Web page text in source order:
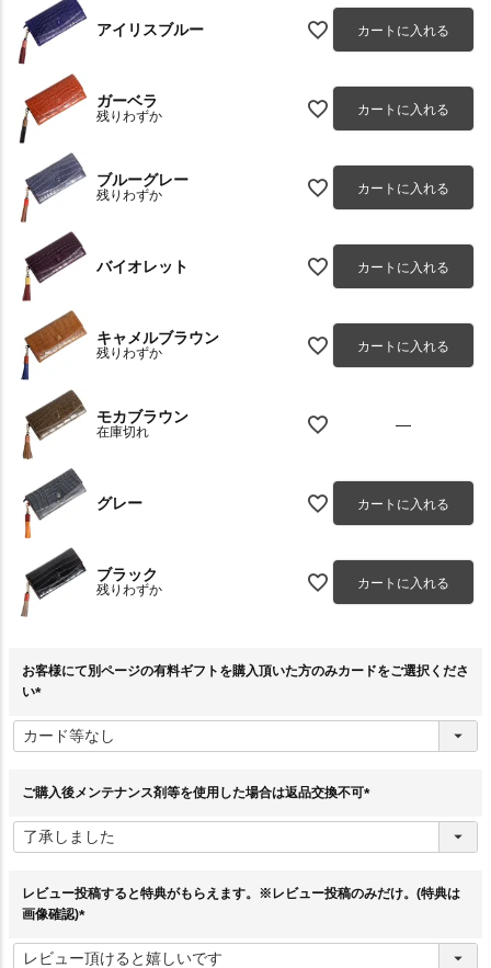
アイリスブルー カートに入れる
ガーベラ
残りわずか カートに入れる
ブルーグレー
残りわずか カートに入れる
バイオレット カートに入れる
キャメルブラウン
残りわずか カートに入れる
モカブラウン
在庫切れ —
グレー カートに入れる
ブラック
残りわずか カートに入れる
お客様にて別ページの有料ギフトを購入頂いた方のみカードをご選択くださ
い
必
須
ご購入後メンテナンス剤等を使用した場合は返品交換不可
須
レビュー投稿すると特典がもらえます。※レビュー投稿のみだけ。(特典は
画像確認)
必